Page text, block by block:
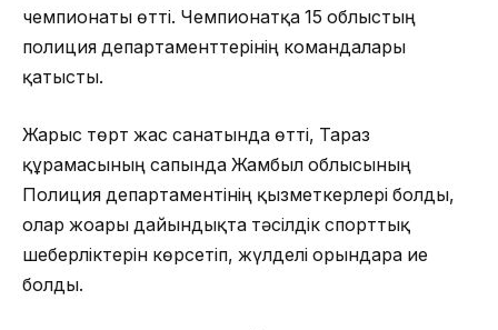
чемпионаты өтті. Чемпионатқа 15 облыстың
полиция департаменттерінің командалары
қатысты.
Жарыс төрт жас санатында өтті, Тараз
құрамасының сапында Жамбыл облысының
Полиция департаментінің қызметкерлері болды,
олар жоғарғы дайындықта тәсілдік спорттық
шеберліктерін көрсетіп, жүлделі орындарға ие
болды.